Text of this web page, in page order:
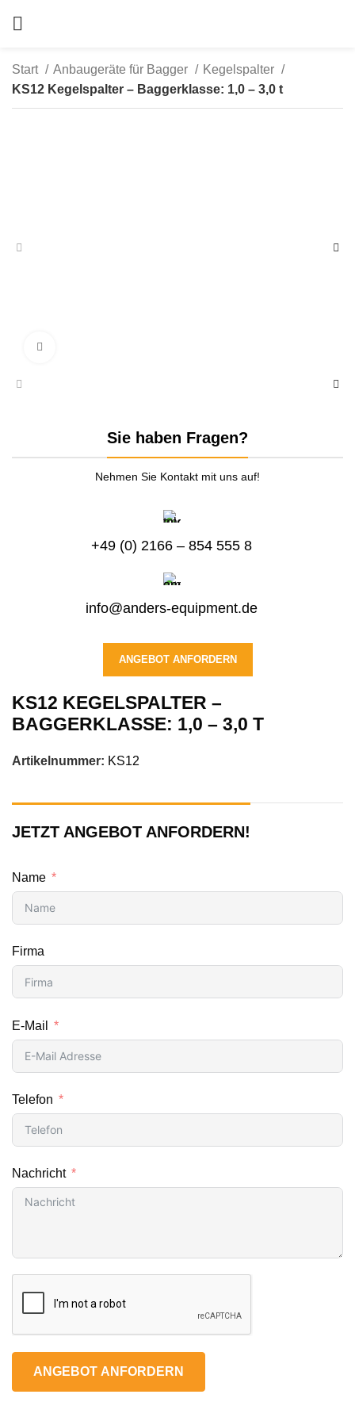
Start Anbaugeräte für Bagger
Kegelspalter
KS12 Kegelspalter – Baggerklasse: 1,0 – 3,0 t
Sie haben Fragen?
Nehmen Sie Kontakt mit uns auf!
+49 (0) 2166 – 854 555 8
info@anders-equipment.de
ANGEBOT ANFORDERN
KS12 KEGELSPALTER –
BAGGERKLASSE: 1,0 – 3,0 T
Artikelnummer: KS12
JETZT ANGEBOT ANFORDERN!
Name
Firma
E-Mail
Telefon
Nachricht
ANGEBOT ANFORDERN